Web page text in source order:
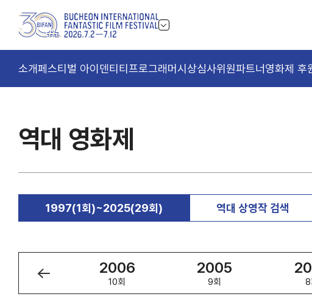
소개페스티벌 아이덴티티 프로그래머시상심사위원파트너영화제 후
역대 영화제
1997(1회)~2025(29회) 역대 상영작 검색
2006
10회
2005
9회 8